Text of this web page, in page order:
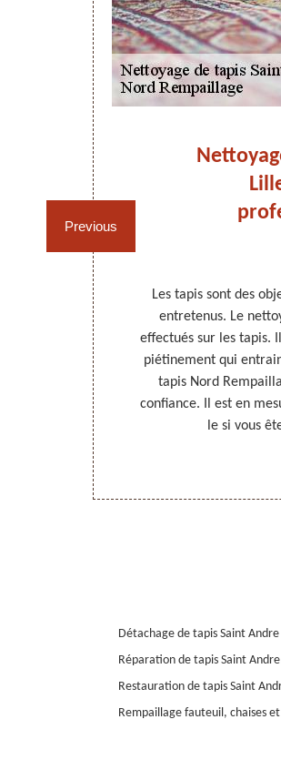
Previous
Les tapis sont des
entretenus. Le
effectués sur les tapis.
piétinement qui
tapis Nord
confiance. Il est en
le si vous
Détachage de tapis Saint Andre
Réparation de tapis Saint
Restauration de tapis Saint
Rempaillage fauteuil, chaises et